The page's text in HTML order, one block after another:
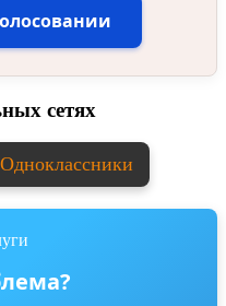
сетях
Одноклассники